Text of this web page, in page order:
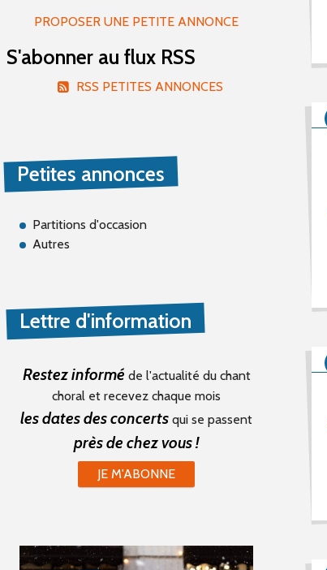
PROPOSER UNE PETITE ANNONCE
S'abonner au flux RSS
RSS PETITES ANNONCES
Petites annonces
Partitions d'occasion
Autres
Lettre d'information
Restez informé de l'actualité du chant
choral et recevez chaque mois
les dates des concerts qui se passent
près de chez vous !
JE M'ABONNE